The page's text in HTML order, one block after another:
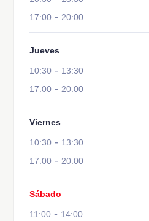
17:00 -20:00
Jueves
10:30 - 13:30
17:00 -20:00
Viernes
10:30 - 13:30
17:00 -20:00
Sábado
11:00 - 14:00